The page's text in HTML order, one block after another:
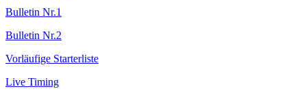
Bulletin Nr.1
Bulletin Nr.2
Vorläufige Starterliste
Live Timing